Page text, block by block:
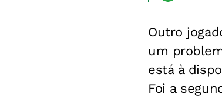
Outro
um
está à
Foi a